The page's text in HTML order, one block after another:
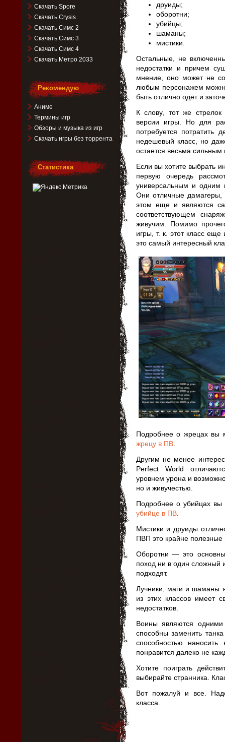
друиды;
оборотни;
убийцы;
шаманы;
мистики.
Остальные, не
недостатки и причем
мнение, оно может не
любым персонажем
быть отлично одет и
К слову, тот же
версии игры. Но для
потребуется потратить
недешевый класс, но
остается весьма
Если вы хотите выбрать
первую очередь
универсальным и одним
Они отличные дамагеры,
этом еще и являются
соответствующем
живучим. Помимо
игры, т. к. этот класс
это самый интересный
Подробнее о жрецах вы
жрецу в ПВ.
Другим не менее
Perfect World
уровнем урона и
но и живучестью.
Подробнее о убийцах
убийце в ПВ.
Мистики и друиды
ПВП это крайне полезные
Оборотни — это
поход ни в один сложный
подходят.
Лучники, маги и шаманы
из этих классов имеет
недостатков.
Воины являются
способны заменить
способностью
понравится далеко не
Хотите поиграть
выбирайте странника.
Вот пожалуй и все.
класса.
Скачать Spore
Скачать Crysis
Скачать Симс 2
Скачать Симс 3
Скачать Симс 4
Скачать Метро 2033
Рекомендую
Аниме
Термины игр
Обзоры и музыка из игр
Скачать игры без торрента
Статистика